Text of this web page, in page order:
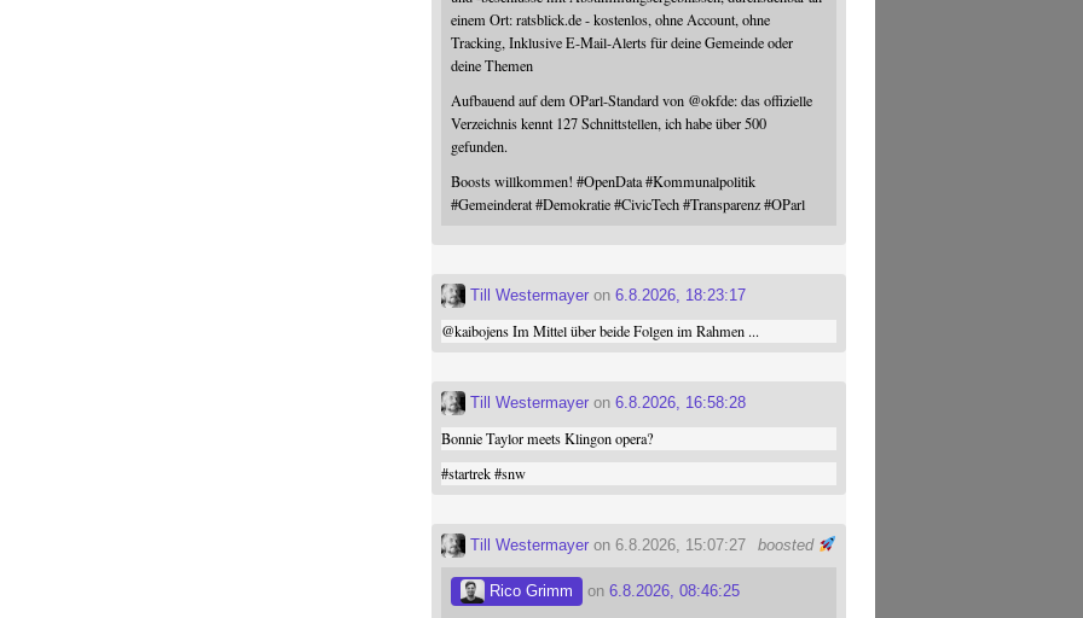
einem Ort: ratsblick.de - kostenlos, ohne Account, ohne
Tracking, Inklusive E-Mail-Alerts für deine Gemeinde oder
deine Themen
Aufbauend auf dem OParl-Standard von @okfde: das offizielle
Verzeichnis kennt 127 Schnittstellen, ich habe über 500
gefunden.
Boosts willkommen!#OpenData #Kommunalpolitik
#Gemeinderat #Demokratie #CivicTech #Transparenz #OParl
Till Westermayer on6.8.2026, 18:23:17
@kaibojensIm Mittel über beide Folgen im Rahmen ...
Till Westermayer on6.8.2026, 16:58:28
Bonnie Taylor meets Klingon opera?
#startrek #snw
boosted
Till Westermayer on 6.8.2026, 15:07:27
Rico Grimm on6.8.2026, 08:46:25